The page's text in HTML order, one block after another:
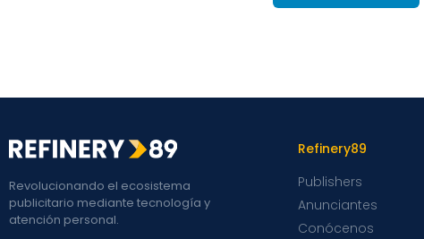
Revolucionando el ecosistema
publicitario mediante tecnología y
atención personal.
Refinery89
Publishers
Anunciantes
Conócenos